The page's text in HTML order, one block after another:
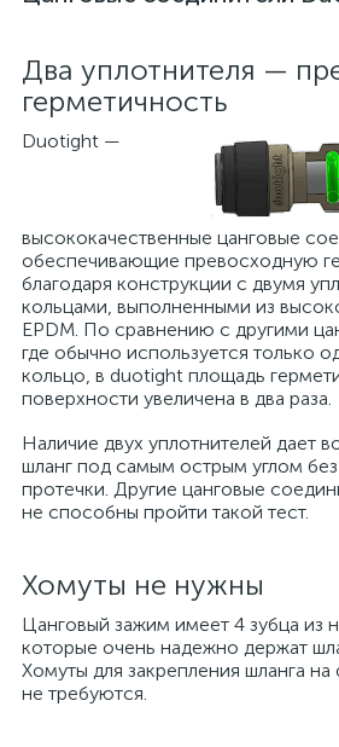
Два уплотнителя —
герметичность
Duotight —
высококачественные цанговые
обеспечивающие превосходную
благодаря конструкции с двумя
кольцами, выполненными из
EPDM. По сравнению с другими
где обычно используется только
кольцо, в duotight площадь
поверхности увеличена в два раза.
Наличие двух уплотнителей дает
шланг под самым острым углом
протечки. Другие цанговые
не способны пройти такой тест.
Хомуты не нужны
Цанговый зажим имеет 4 зубца из
которые очень надежно держат
Хомуты для закрепления шланга на
не требуются.